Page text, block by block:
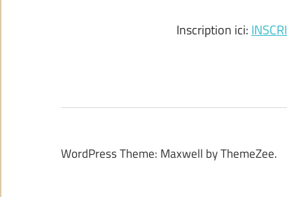
Inscription ici:
WordPress Theme: Maxwell by ThemeZee.